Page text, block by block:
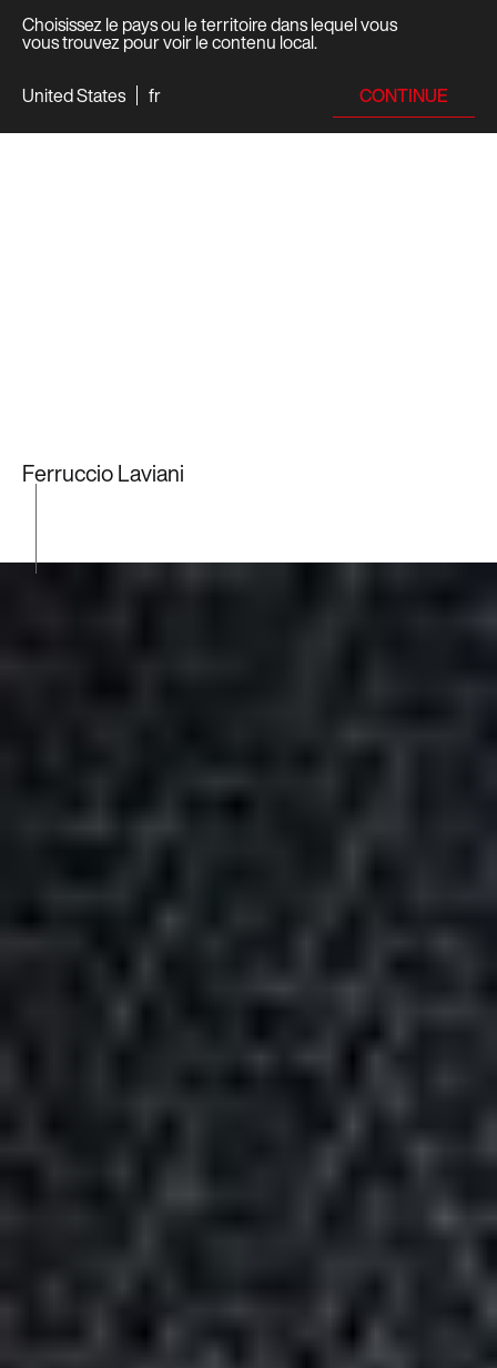
Choisissez le pays ou le territoire dans lequel vous
vous trouvez pour voir le contenu local.
United States
fr CONTINUE
Ferruccio Laviani